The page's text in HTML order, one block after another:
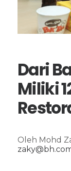
Dari
Miliki
Oleh Mohd